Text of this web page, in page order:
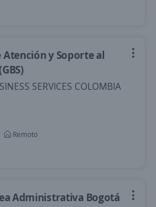
y Soporte al
SERVICES COLOMBIA
Remoto
Administrativa Bogotá